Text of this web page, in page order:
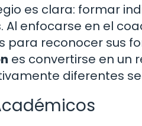
es clara: formar
Al enfocarse en el
para reconocer sus
es convertirse en un
diferentes